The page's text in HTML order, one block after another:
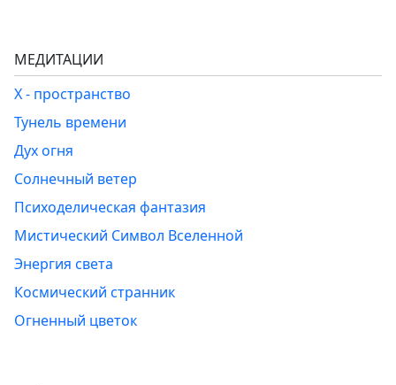
МЕДИТАЦИИ
Х - пространство
Тунель времени
Дух огня
Солнечный ветер
Психоделическая фантазия
Мистический Символ Вселенной
Энергия света
Космический странник
Огненный цветок